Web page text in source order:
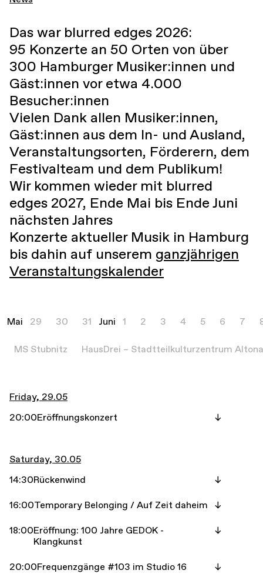
Das war blurred edges 2026:
95 Konzerte an 50 Orten von über
300 Hamburger Musiker:innen und
Gäst:innen vor etwa 4.000
Besucher:innen
Vielen Dank allen Musiker:innen,
Gäst:innen aus dem In- und Ausland,
Veranstaltungsorten, Förderern, dem
Festivalteam und dem Publikum!
Wir kommen wieder mit blurred
edges 2027, Ende Mai bis Ende Juni
nächsten Jahres
Konzerte aktueller Musik in Hamburg
bis dahin auf unserem ganzjährigen
Veranstaltungskalender
Mai 29 30 31 Juni 1 2 3 4 5 6 7
MS Stubnitz HausDrei – Stadtteilkulturzentrum
Friday, 29.05
20:00Eröffnungskonzert
Saturday, 30.05
14:30Rückenwind
16:00Temporary Belonging / Auf Zeit daheim
18:00Eröffnung: 100 Jahre GEDOK -
Klangkunst
20:00Frequenzgänge #103 im Studio 16